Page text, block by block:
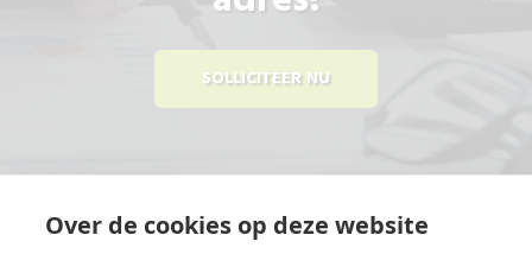
Over de cookies op deze website
SOLLICITEER NU
Website gemaakt doorDeMarktwijzer